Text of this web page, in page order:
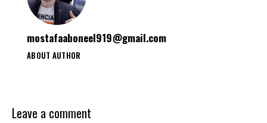
mostafaaboneel919@gmail.com
ABOUT AUTHOR
Leave a comment